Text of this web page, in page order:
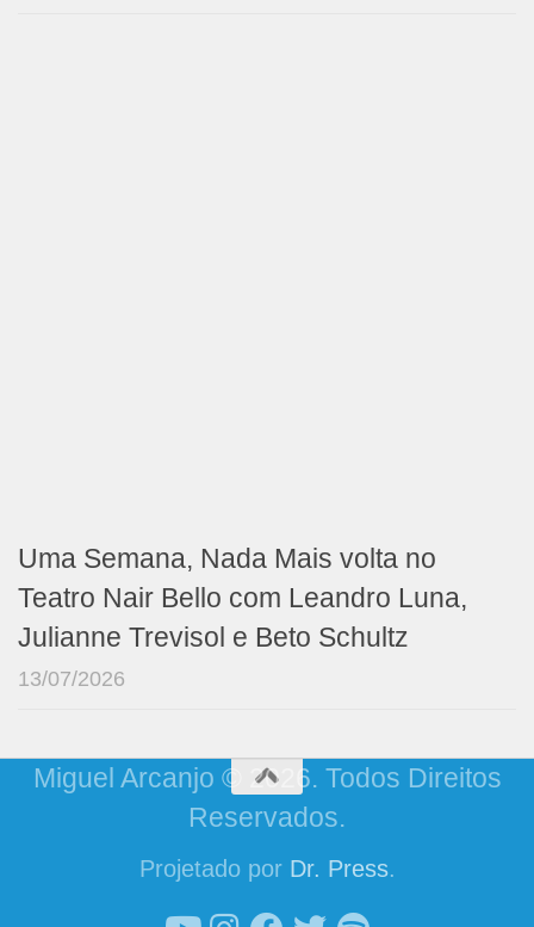
Uma Semana, Nada Mais volta no
Teatro Nair Bello com Leandro Luna,
Julianne Trevisol e Beto Schultz
13/07/2026
Miguel Arcanjo © 2026. Todos Direitos
Reservados.
Projetado por Dr. Press.